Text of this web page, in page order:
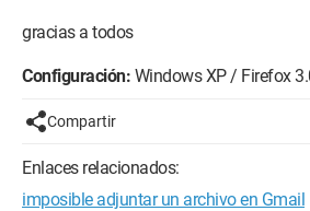
gracias a todos
Configuración: Windows XP / Firefox
Compartir
Enlaces relacionados:
imposible adjuntar un archivo en Gmail